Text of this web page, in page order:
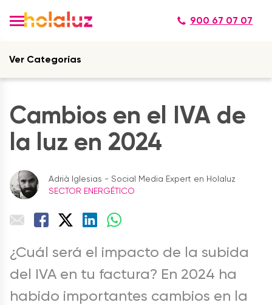
900 67 07 07
Ver Categorías
Cambios en el IVA de
la luz en 2024
Adrià Iglesias - Social Media Expert en Holaluz
SECTOR ENERGÉTICO
¿Cuál será el impacto de la subida
del IVA en tu factura? En 2024 ha
habido importantes cambios en la